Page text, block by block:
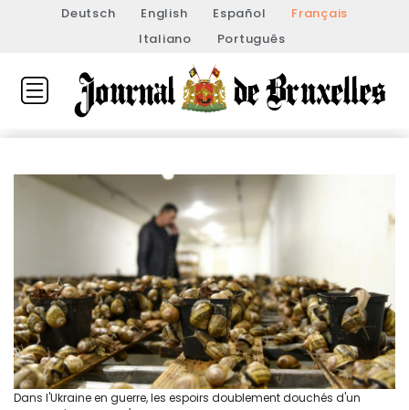
Deutsch English Español
Français
Italiano
Português
Dans l'Ukraine en guerre, les espoirs doublement douchés d'un